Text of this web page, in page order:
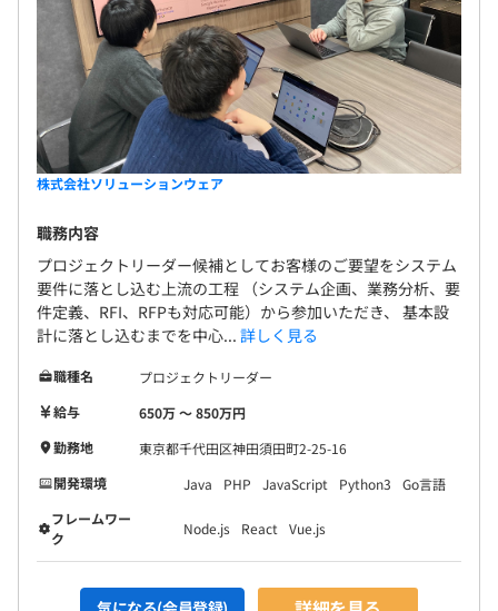
◆安心の教育体制
約2～3か月間、課題と学習を繰り返し行っていただきま
す。
課題に対して先輩エンジニアが週２回、フィードバックの
時間を設けてレクチャーをしますので自身の学習の進み具
合に対して
具体的にアドバイスをいたします！
課題を反復することで力をつけ、安心してプロジェクトに
参画することができます。
ビジネス書、技術書の費用など、自己学習費用を月に1万
まで利用可能
購入書籍の返却なし、また利用時の事前申請も不要です！
◆社内外の研修等の参加、勉強会の開催推奨
◆資格受験費用の負担や合格祝い
◆リラクゼーション（マッサージ、整体、岩盤浴）・グリ
株式会社ソリューションウェア
職務内容
プロジェクトリーダー候補としてお客様のご要望をシステム
要件に落とし込む上流の工程 （システム企画、業務分析、要
件定義、RFI、RFPも対応可能）から参加いただき、 基本設
計に落とし込むまでを中心... 詳しく見る
職種名
プロジェクトリーダー
給与
650万 〜 850万円
勤務地
東京都千代田区神田須田町2-25-16
開発環境
Java PHP JavaScript Python3
Go言語
フレームワー
ク
Node.js React Vue.js